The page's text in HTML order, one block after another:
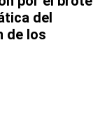
del
de los